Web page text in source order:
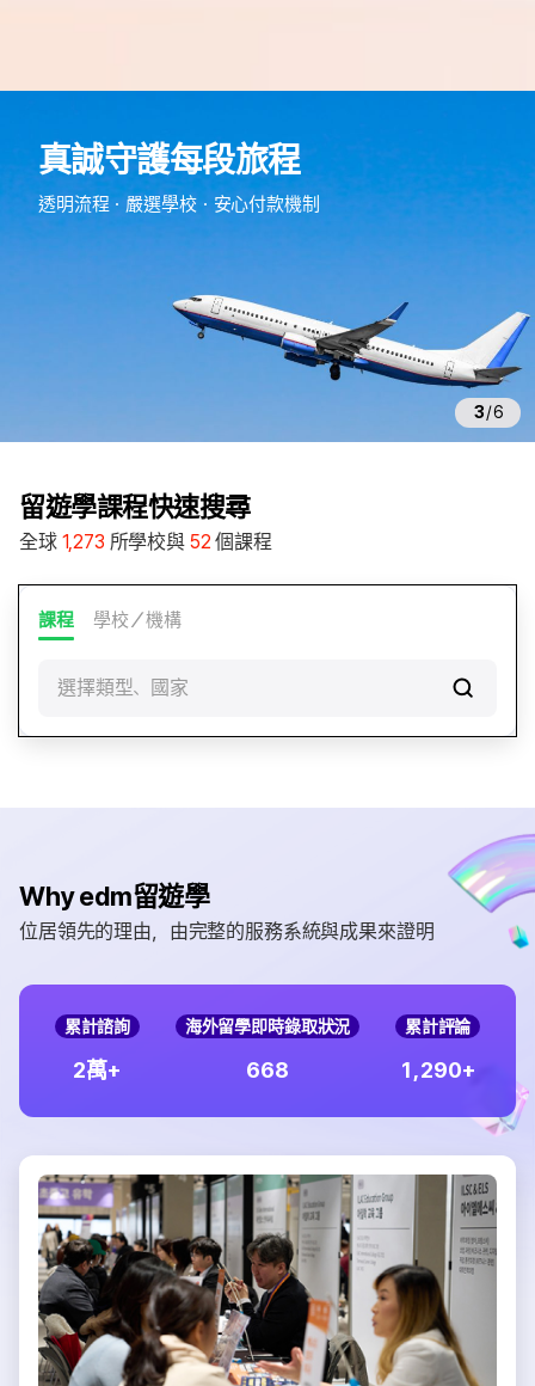
真誠守護每段旅程
透明流程・嚴選學校・安心付款機制
3/6
留遊學課程快速搜尋
全球 1,273 所學校與 52 個課程
課程 學校／機構
選擇類型、國家
Why edm留遊學
位居領先的理由，由完整的服務系統與成果來證明
累計諮詢
2萬+
海外留學即時錄取狀況
668
累計評論
1 290+